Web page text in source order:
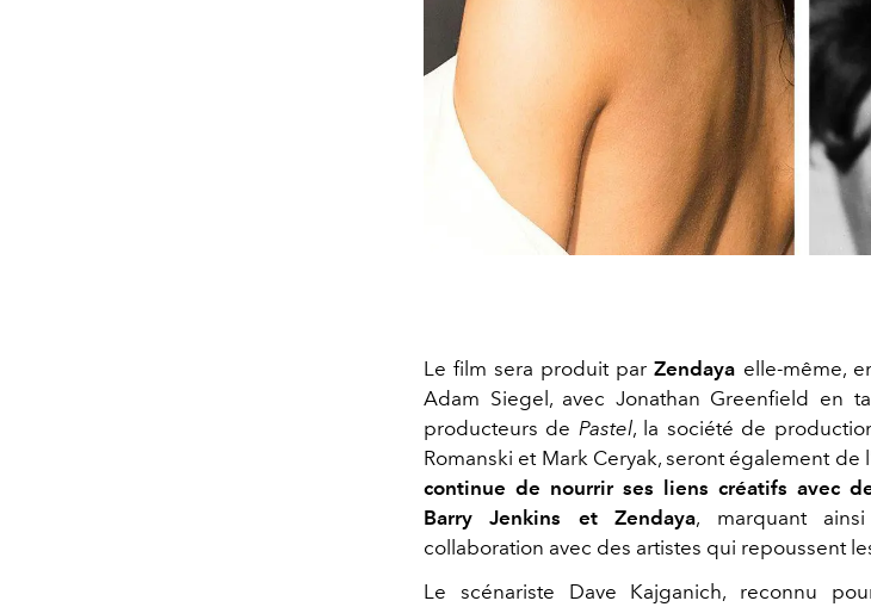
Le film sera produit parZendaya elle-même,
Adam Siegel, avec Jonathan Greenfield en
producteurs de Pastel, la société de
Romanski et Mark Ceryak, seront également de
continue de nourrir ses liens créatifs avec
Barry Jenkins et Zendaya, marquant
collaboration avec des artistes qui repoussent
Le scénariste Dave Kajganich, reconnu